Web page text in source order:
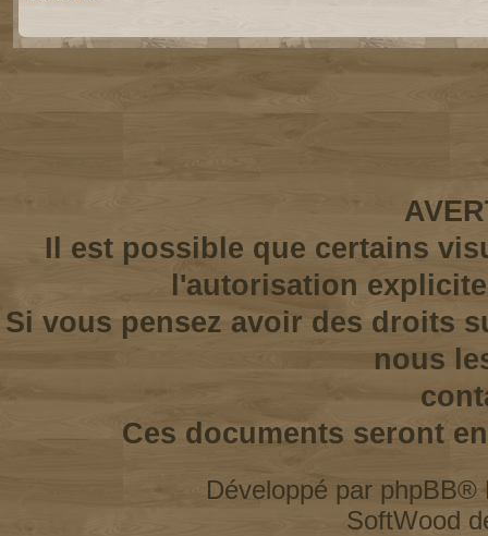
Il est possible que certains
l'autorisation
Si vous pensez avoir des droits
nous
Ces documents seront
Développé par phpBB®
SoftWood